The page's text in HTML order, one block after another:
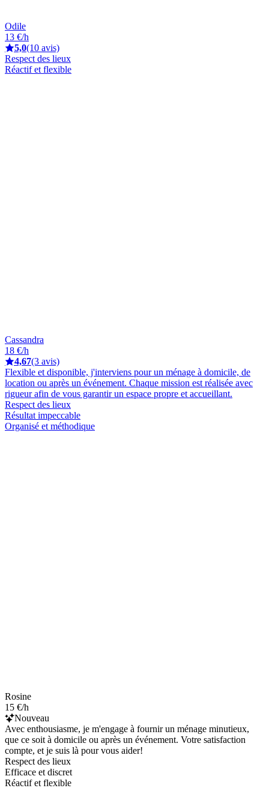
Odile
13 €/h
5,0(10 avis)
Respect des lieux
Réactif et flexible
Cassandra
18 €/h
4,67(3 avis)
Flexible et disponible, j'interviens pour un ménage à domicile, de
location ou après un événement. Chaque mission est réalisée avec
rigueur afin de vous garantir un espace propre et accueillant.
Respect des lieux
Résultat impeccable
Organisé et méthodique
Rosine
15 €/h
Nouveau
Avec enthousiasme, je m'engage à fournir un ménage minutieux,
que ce soit à domicile ou après un événement. Votre satisfaction
compte, et je suis là pour vous aider!
Respect des lieux
Efficace et discret
Réactif et flexible